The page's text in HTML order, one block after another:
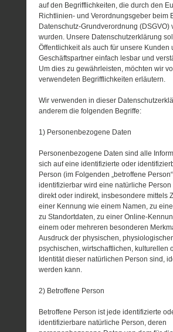
auf den Begrifflichkeiten, die durch den
Richtlinien- und Verordnungsgeber beim
Datenschutz-Grundverordnung (DSGVO)
wurden. Unsere Datenschutzerklärung
Öffentlichkeit als auch für unsere Kunden
Geschäftspartner einfach lesbar und
Um dies zu gewährleisten, möchten wir
verwendeten Begrifflichkeiten erläutern.
Wir verwenden in dieser
anderem die folgenden Begriffe:
1) Personenbezogene Daten
Personenbezogene Daten sind alle
sich auf eine identifizierte oder
Person (im Folgenden „betroffene
identifizierbar wird eine natürliche
direkt oder indirekt, insbesondere mittels
einer Kennung wie einem Namen, zu
zu Standortdaten, zu einer Online-
einem oder mehreren besonderen
Ausdruck der physischen,
psychischen, wirtschaftlichen, kulturellen
Identität dieser natürlichen Person sind,
werden kann.
2) Betroffene Person
Betroffene Person ist jede identifizierte
identifizierbare natürliche Person, deren